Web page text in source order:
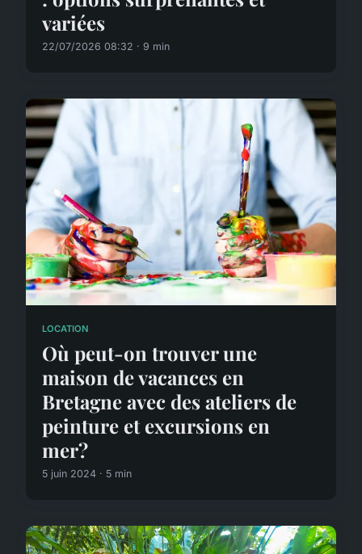
variées
22/07/2026 08:32 · 9 min
LOCATION
Où peut-on trouver une
maison de vacances en
Bretagne avec des ateliers de
peinture et excursions en
mer?
5 juin 2024 · 5 min